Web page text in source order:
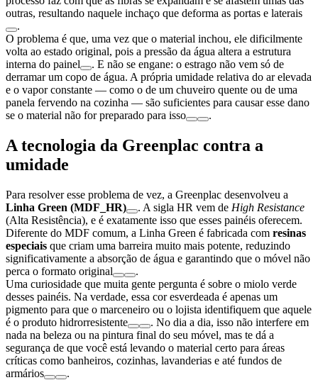
outras, resultando naquele inchaço que deforma as portas e laterais
.
O problema é que, uma vez que o material inchou, ele dificilmente
volta ao estado original, pois a pressão da água altera a estrutura
interna do painel
. E não se engane: o estrago não vem só de
derramar um copo de água. A própria umidade relativa do ar elevada
e o vapor constante — como o de um chuveiro quente ou de uma
panela fervendo na cozinha — são suficientes para causar esse dano
se o material não for preparado para isso
.
A tecnologia da Greenplac contra a
umidade
Para resolver esse problema de vez, a Greenplac desenvolveu a
Linha Green (MDF_HR)
. A sigla HR vem de High Resistance
(Alta Resistência), e é exatamente isso que esses painéis oferecem.
Diferente do MDF comum, a Linha Green é fabricada com resinas
especiais que criam uma barreira muito mais potente, reduzindo
significativamente a absorção de água e garantindo que o móvel não
perca o formato original
.
Uma curiosidade que muita gente pergunta é sobre o miolo verde
desses painéis. Na verdade, essa cor esverdeada é apenas um
pigmento para que o marceneiro ou o lojista identifiquem que aquele
é o produto hidrorresistente
. No dia a dia, isso não interfere em
nada na beleza ou na pintura final do seu móvel, mas te dá a
segurança de que você está levando o material certo para áreas
críticas como banheiros, cozinhas, lavanderias e até fundos de
armários
.